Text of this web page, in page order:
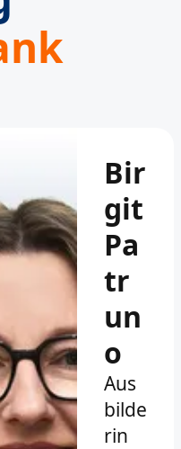
Bir
git
Pa
tr
un
o
Aus
bilde
rin